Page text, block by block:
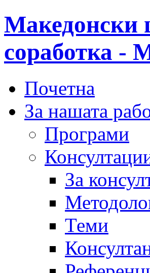
Македонски
соработка
Почетна
За нашата
Програми
За
Теми